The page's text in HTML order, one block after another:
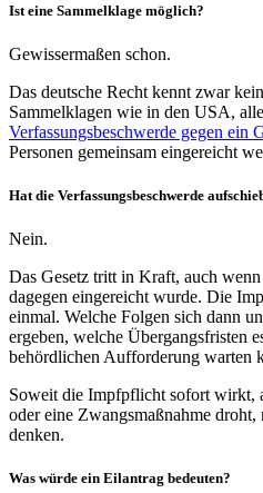
Ist eine Sammelklage möglich?
Gewissermaßen schon.
Das deutsche Recht kennt zwar
Sammelklagen wie in den USA,
Verfassungsbeschwerde gegen ein
Personen gemeinsam eingereicht
Hat die Verfassungsbeschwerde
Nein.
Das Gesetz tritt in Kraft, auch
dagegen eingereicht wurde. Die
einmal. Welche Folgen sich dann
ergeben, welche Übergangsfristen
behördlichen Aufforderung warten
Soweit die Impfpflicht sofort wirkt,
oder eine Zwangsmaßnahme droht,
denken.
Was würde ein Eilantrag bedeuten?